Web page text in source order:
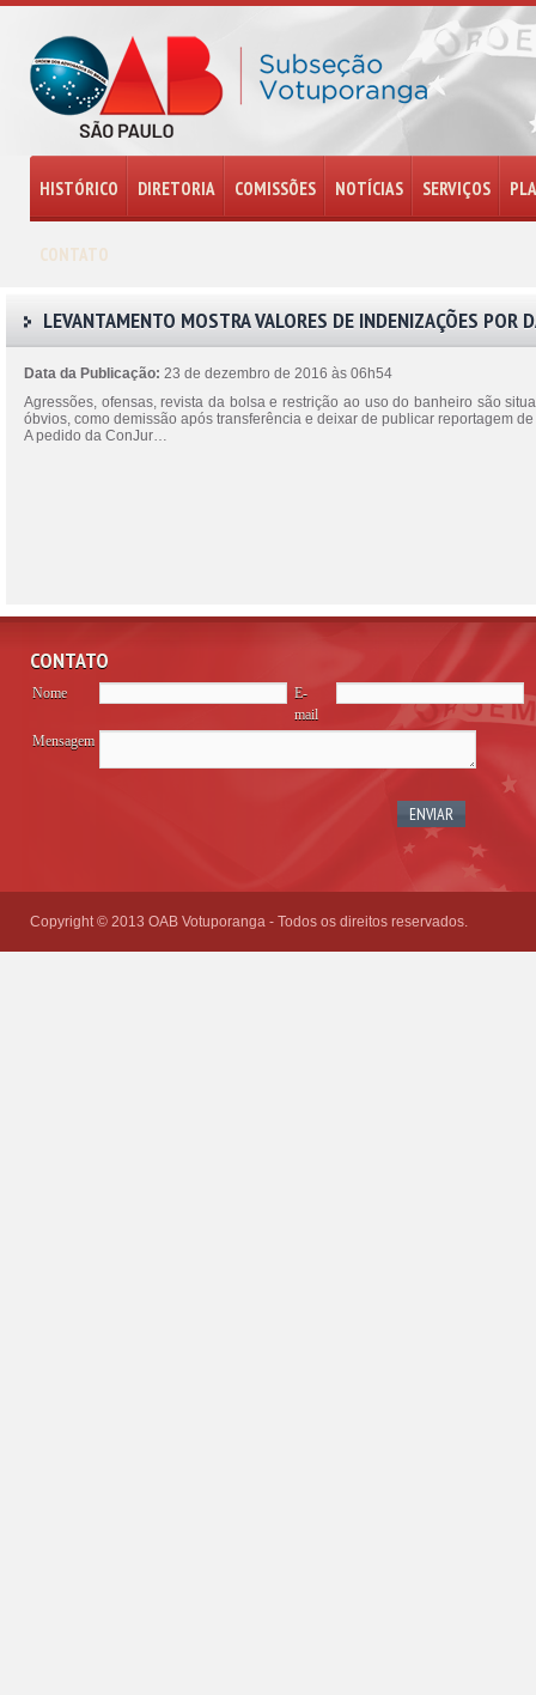
HISTÓRICO DIRETORIA COMISSÕES NOTÍCIAS SERVIÇOS
CONTATO
LEVANTAMENTO MOSTRA VALORES DE INDENIZAÇÕES POR
Data da Publicação: 23 de dezembro de 2016 às 06h54
Agressões, ofensas, revista da bolsa e restrição ao uso do banheiro são
óbvios, como demissão após transferência e deixar de publicar reportagem
A pedido da ConJur…
CONTATO
Nome
E-
mail
Mensagem
Copyright © 2013 OAB Votuporanga - Todos os direitos reservados.